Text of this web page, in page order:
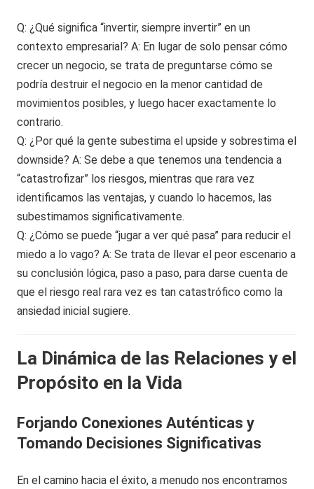
Q: ¿Qué significa “invertir, siempre invertir” en un
contexto empresarial? A: En lugar de solo pensar cómo
crecer un negocio, se trata de preguntarse cómo se
podría destruir el negocio en la menor cantidad de
movimientos posibles, y luego hacer exactamente lo
contrario.
Q: ¿Por qué la gente subestima el upside y sobrestima el
downside? A: Se debe a que tenemos una tendencia a
“catastrofizar” los riesgos, mientras que rara vez
identificamos las ventajas, y cuando lo hacemos, las
subestimamos significativamente.
Q: ¿Cómo se puede “jugar a ver qué pasa” para reducir el
miedo a lo vago? A: Se trata de llevar el peor escenario a
su conclusión lógica, paso a paso, para darse cuenta de
que el riesgo real rara vez es tan catastrófico como la
ansiedad inicial sugiere.
La Dinámica de las Relaciones y el
Propósito en la Vida
Forjando Conexiones Auténticas y
Tomando Decisiones Significativas
En el camino hacia el éxito, a menudo nos encontramos